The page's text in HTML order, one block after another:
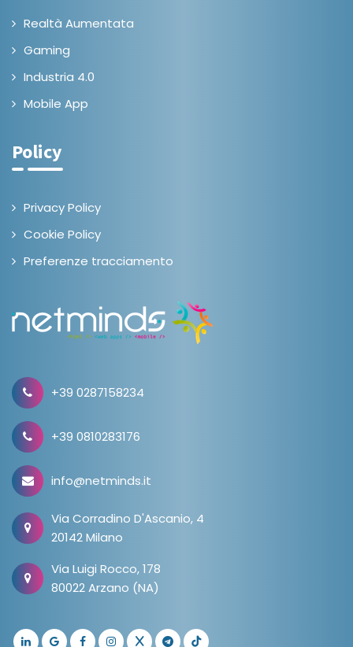
Realtà Aumentata
Gaming
Industria 4.0
Mobile App
Policy
Privacy Policy
Cookie Policy
Preferenze tracciamento
+39 0287158234
+39 0810283176
info@netminds.it
Via Corradino D'Ascanio, 4
20142 Milano
Via Luigi Rocco, 178
80022 Arzano (NA)